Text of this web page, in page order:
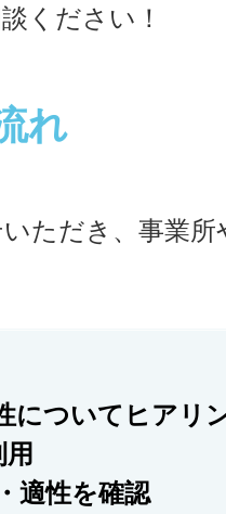
ください！
れ
ただき、事業所
ついてヒアリ
適性を確認